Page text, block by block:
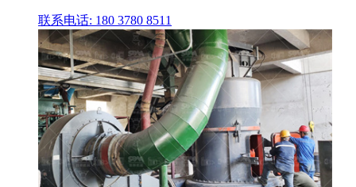
联系电话: 180 3780 8511